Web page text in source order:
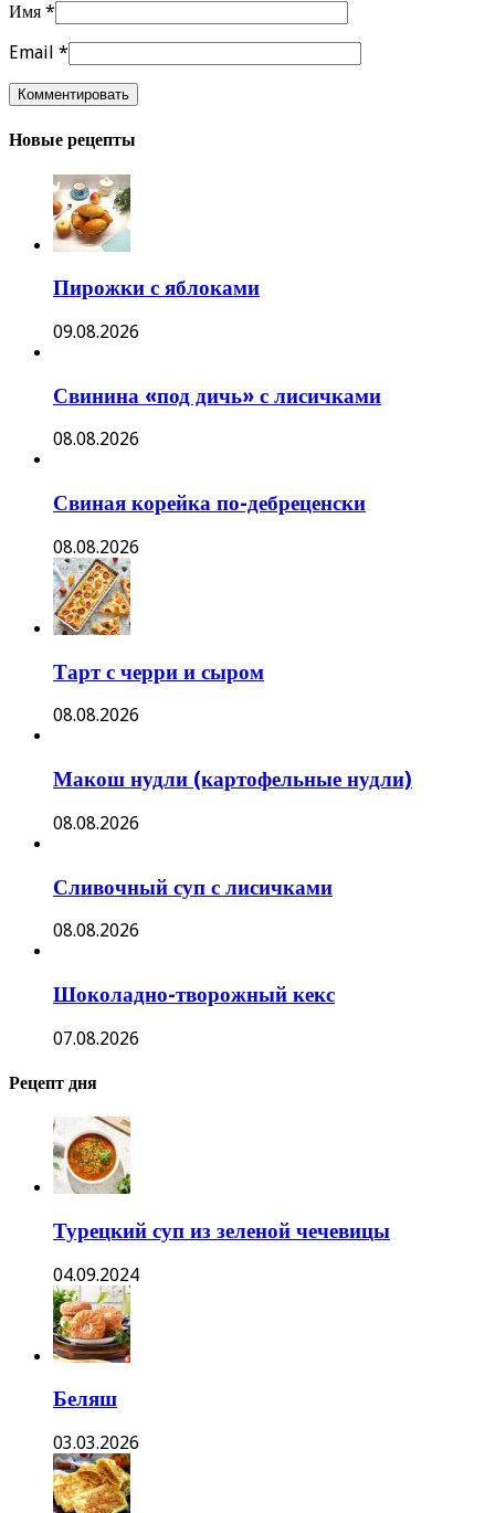
Имя *
Email *
Новые рецепты
Пирожки с яблоками
09.08.2026
Свинина «под дичь» с лисичками
08.08.2026
Свиная корейка по-дебреценски
08.08.2026
Тарт с черри и сыром
08.08.2026
Макош нудли (картофельные нудли)
08.08.2026
Сливочный суп с лисичками
08.08.2026
Шоколадно-творожный кекс
07.08.2026
Рецепт дня
Турецкий суп из зеленой чечевицы
04.09.2024
Беляш
03.03.2026